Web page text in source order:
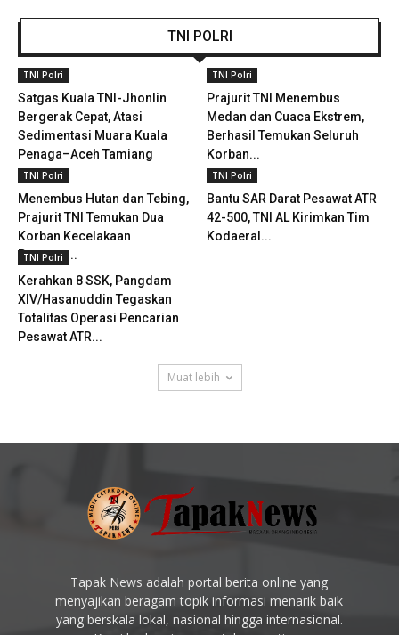
TNI POLRI
TNI Polri
Satgas Kuala TNI-Jhonlin
Bergerak Cepat, Atasi
Sedimentasi Muara Kuala
Penaga–Aceh Tamiang
TNI Polri
Prajurit TNI Menembus
Medan dan Cuaca Ekstrem,
Berhasil Temukan Seluruh
Korban...
TNI Polri
Menembus Hutan dan Tebing,
Prajurit TNI Temukan Dua
Korban Kecelakaan
Pesawat...
TNI Polri
Bantu SAR Darat Pesawat ATR
42-500, TNI AL Kirimkan Tim
Kodaeral...
TNI Polri
Kerahkan 8 SSK, Pangdam
XIV/Hasanuddin Tegaskan
Totalitas Operasi Pencarian
Pesawat ATR...
Muat lebih
Tapak News adalah portal berita online yang
menyajikan beragam topik informasi menarik baik
yang berskala lokal, nasional hingga internasional.